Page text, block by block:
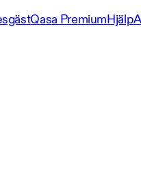
Qasa PremiumHjälp